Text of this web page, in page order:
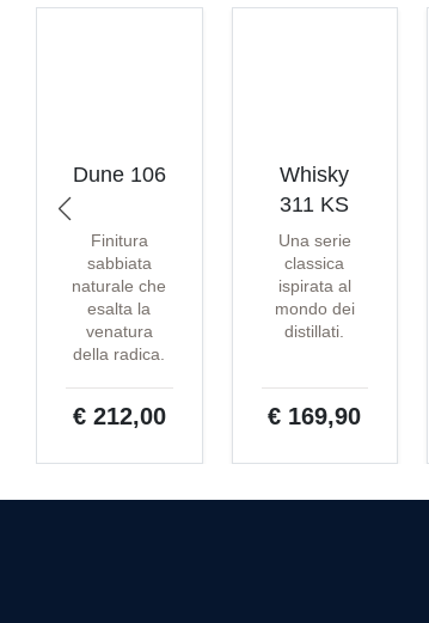
Dune 106
Finitura
sabbiata
naturale che
esalta la
venatura
della radica.
€ 212,00
Whisky
311 KS
Una serie
classica
ispirata al
mondo dei
distillati.
€ 169,90